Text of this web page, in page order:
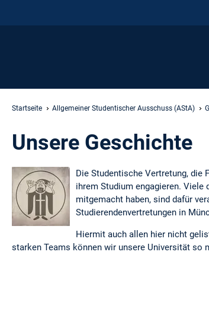
Startseite Allgemeiner Studentischer Ausschuss (AStA)
Unsere Geschichte
Die Studentische Vertretung, die
ihrem Studium engagieren. Viele
mitgemacht haben, sind dafür
Studierendenvertretungen in
Hiermit auch allen hier nicht
starken Teams können wir unsere Universität so